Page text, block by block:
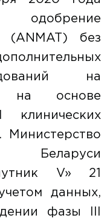
одобрение
(ANMAT) без
на
на основе
Министерство
Беларуси
V» 21
данных,
фазы III